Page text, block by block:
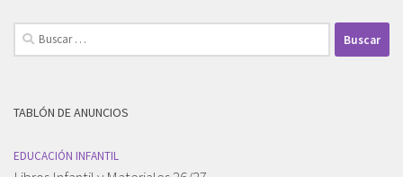
Buscar:
TABLÓN DE ANUNCIOS
EDUCACIÓN INFANTIL